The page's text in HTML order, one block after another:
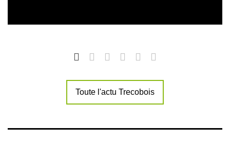
Toute l'actu Trecobois